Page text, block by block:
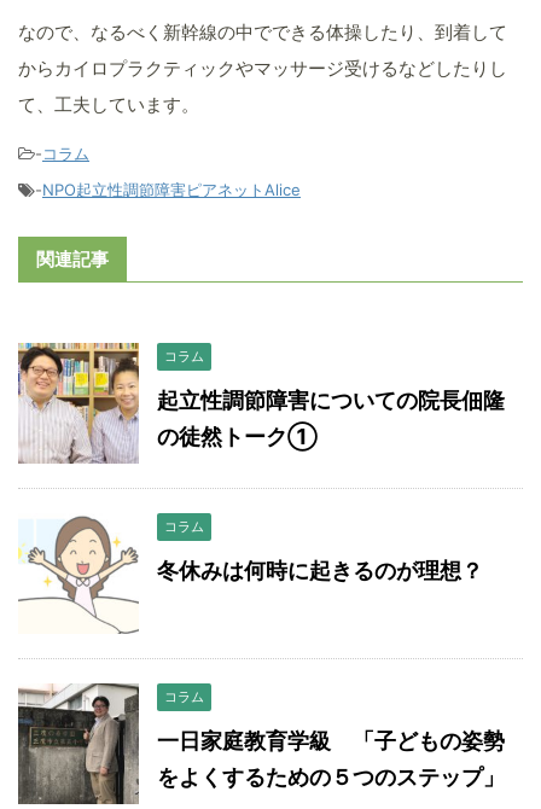
なので、なるべく新幹線の中でできる体操したり、到着して
からカイロプラクティックやマッサージ受けるなどしたりし
て、工夫しています。
-コラム
-NPO起立性調節障害ピアネットAlice
関連記事
コラム
起立性調節障害についての院長佃隆
の徒然トーク①
コラム
冬休みは何時に起きるのが理想？
コラム
一日家庭教育学級 「子どもの姿勢
をよくするための５つのステップ」